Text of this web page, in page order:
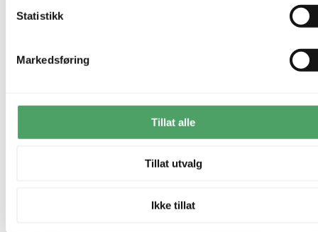
Statistikk
Markedsføring
Tillat alle
Tillat utvalg
Ikke tillat